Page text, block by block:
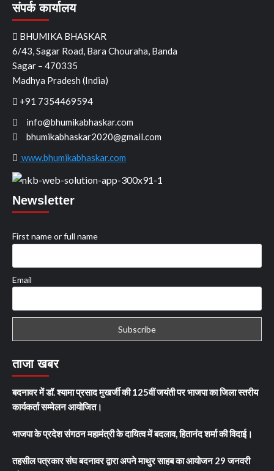
संपर्क कार्यालय
BHUMIKA BHASKAR
6/43, Sagar Road, Bara Chouraha, Banda
Sagar – 470335
Madhya Pradesh (India)
+91 7354469594
info@bhumikabhaskar.com
bhumikabhaskar2020@gmail.com
www.bhumikabhaskar.com
Newsletter
First name or full name
Email
ताजा खबर
बदनावर में डॉ. श्यामा प्रसाद मुखर्जी की 125वीं जयंती पर भाजपा का जिला स्तरीय
कार्यकर्ता सम्मेलन आयोजित।
भाजपा के प्रदेश संगठन महामंत्री के दायित्व में बदलाव, हितानंद शर्मा की विदाई।
तहसील पत्रकार संघ बदनावर द्वारा अपने माथुर साहब का आयोजन 29 जनवरी